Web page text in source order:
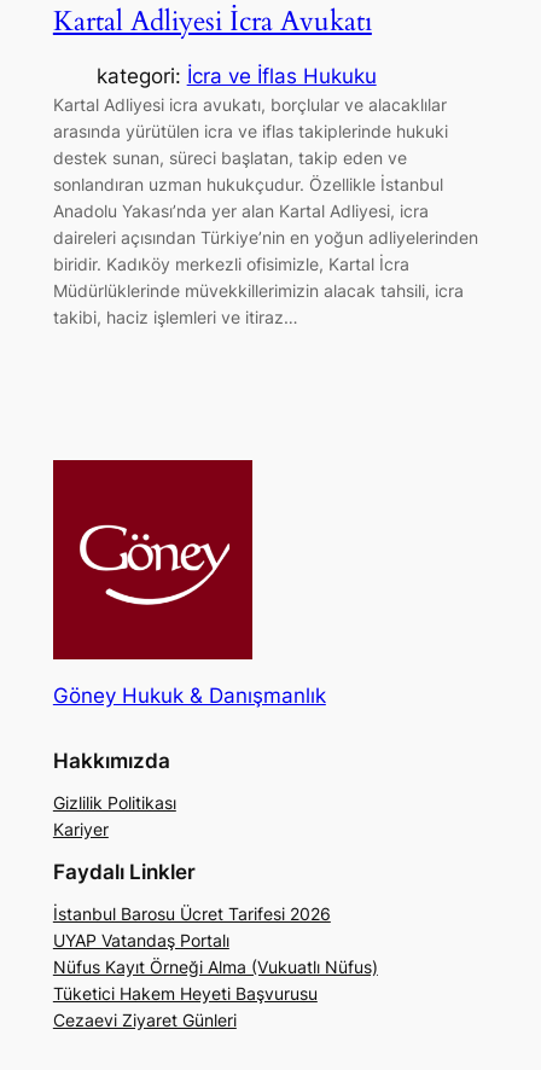
Kartal Adliyesi İcra Avukatı
kategori: İcra ve İflas Hukuku
Kartal Adliyesi icra avukatı, borçlular ve alacaklılar
arasında yürütülen icra ve iflas takiplerinde hukuki
destek sunan, süreci başlatan, takip eden ve
sonlandıran uzman hukukçudur. Özellikle İstanbul
Anadolu Yakası’nda yer alan Kartal Adliyesi, icra
daireleri açısından Türkiye’nin en yoğun adliyelerinden
biridir. Kadıköy merkezli ofisimizle, Kartal İcra
Müdürlüklerinde müvekkillerimizin alacak tahsili, icra
takibi, haciz işlemleri ve itiraz…
Göney Hukuk & Danışmanlık
Hakkımızda
Gizlilik Politikası
Kariyer
Faydalı Linkler
İstanbul Barosu Ücret Tarifesi 2026
UYAP Vatandaş Portalı
Nüfus Kayıt Örneği Alma (Vukuatlı Nüfus)
Tüketici Hakem Heyeti Başvurusu
Cezaevi Ziyaret Günleri